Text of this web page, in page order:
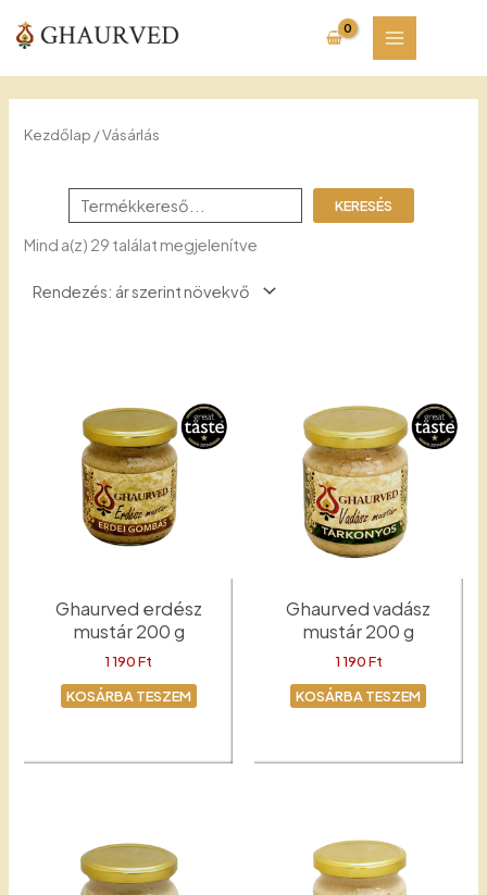
content
Kezdőlap / Vásárlás
KERESÉS
Mind a(z) 29 találat megjelenítve
low
Ghaurved erdész
mustár 200 g
1 190Ft
KOSÁRBA TESZEM
Ghaurved vadász
mustár 200 g
1 190Ft
KOSÁRBA TESZEM